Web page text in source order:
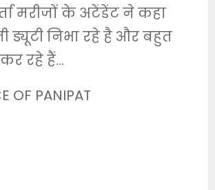
मरीजों के अटेंडेंट ने कहा
ड्यूटी निभा रहे है और बहुत
रहे हैं…
OF PANIPAT